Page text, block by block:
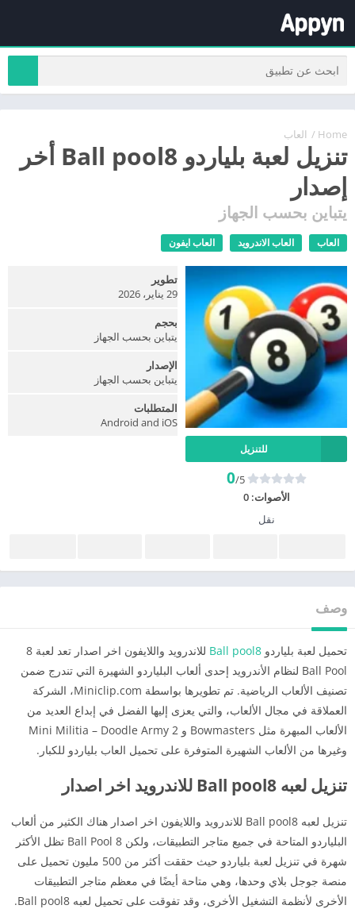
Home
/ العاب
تنزيل لعبة بلياردو Ball pool8 أخر
إصدار
يتباين بحسب الجهاز
العاب العاب الاندرويد العاب ايفون
للتنزيل
0/5
الأصوات:0
نقل
تطوير
29 يناير، 2026
بحجم
يتباين بحسب الجهاز
الإصدار
يتباين بحسب الجهاز
المتطلبات
Android and iOS
وصف
تحميل لعبة بلياردو
للاندرويد واللايفون اخر اصدار تعد لعبة 8
Ball Pool لنظام الأندرويد إحدى ألعاب البلياردو الشهيرة التي تندرج ضمن
تصنيف الألعاب الرياضية. تم تطويرها بواسطة Miniclip.com، الشركة
العملاقة في مجال الألعاب، والتي يعزى إليها الفضل في إبداع العديد من
الألعاب المبهرة مثل Bowmasters و Mini Militia – Doodle Army 2
وغيرها من الألعاب الشهيرة المتوفرة على تحميل العاب بلياردو للكبار.
تنزيل لعبه Ball pool8 للاندرويد اخر اصدار
تنزيل لعبه Ball pool8 للاندرويد واللايفون اخر اصدار هناك الكثير من ألعاب
البلياردو المتاحة في جميع متاجر التطبيقات، ولكن 8 Ball Pool تظل الأكثر
شهرة في تنزيل لعبة بلياردو حيث حققت أكثر من 500 مليون تحميل على
منصة جوجل بلاي وحدها، وهي متاحة أيضًا في معظم متاجر التطبيقات
الأخرى لأنظمة التشغيل الأخرى، وقد تفوقت على تحميل لعبه Ball pool8.